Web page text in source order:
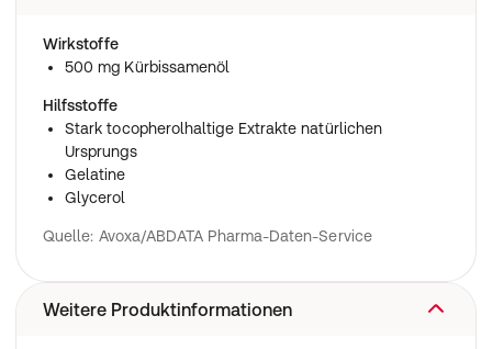
Wirkstoffe
500 mg Kürbissamenöl
Hilfsstoffe
Stark tocopherolhaltige Extrakte natürlichen
Ursprungs
Gelatine
Glycerol
Quelle: Avoxa/ABDATA Pharma-Daten-Service
Weitere Produktinformationen